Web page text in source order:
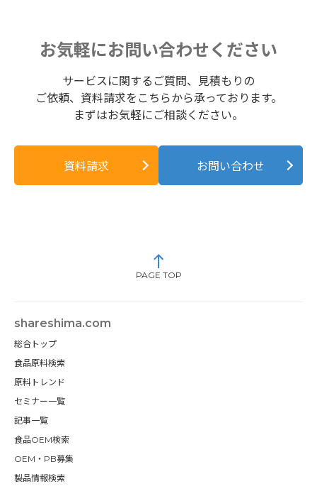
お気軽にお問い合わせください
サービスに関するご質問、見積もりの
ご依頼、資料請求をこちらから承っております。
まずはお気軽にご相談ください。
資料請求 お問い合わせ
PAGE TOP
shareshima.com
総合トップ
食品原料検索
原料トレンド
セミナー一覧
記事一覧
食品OEM検索
OEM・PB募集
製品情報検索